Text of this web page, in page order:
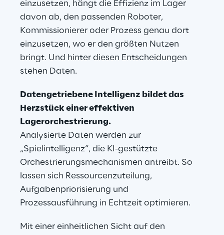
einzusetzen, hängt die Effizienz im Lager
davon ab, den passenden Roboter,
Kommissionierer oder Prozess genau dort
einzusetzen, wo er den größten Nutzen
bringt. Und hinter diesen Entscheidungen
stehen Daten.
Datengetriebene Intelligenz bildet das
Herzstück einer effektiven
Lagerorchestrierung.
Analysierte Daten werden zur
„Spielintelligenz“, die KI-gestützte
Orchestrierungsmechanismen antreibt. So
lassen sich Ressourcenzuteilung,
Aufgabenpriorisierung und
Prozessausführung in Echtzeit optimieren.
Mit einer einheitlichen Sicht auf den